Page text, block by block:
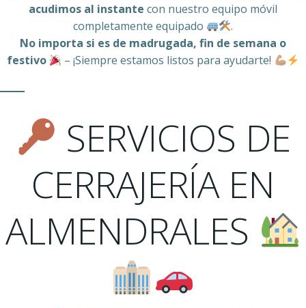
acudimos al instante con nuestro equipo móvil
completamente equipado
.
No importa si es de madrugada, fin de semana o
festivo
– ¡Siempre estamos listos para ayudarte!
SERVICIOS DE
CERRAJERÍA EN
ALMENDRALES